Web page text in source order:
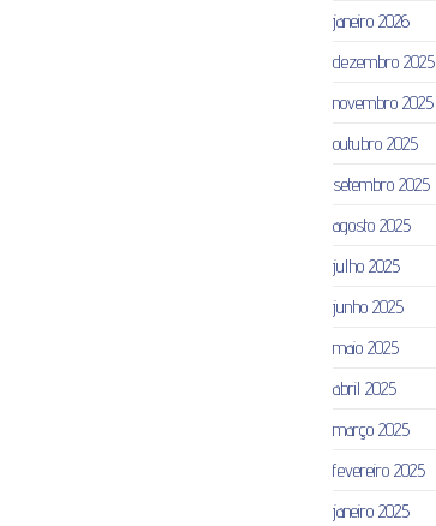
janeiro 2026
dezembro 2025
novembro 2025
outubro 2025
setembro 2025
agosto 2025
julho 2025
junho 2025
maio 2025
abril 2025
março 2025
fevereiro 2025
janeiro 2025